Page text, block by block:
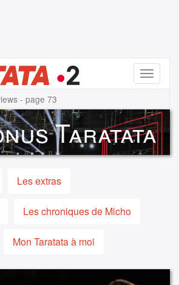
Menu
- page 73
Taratata
Les extras
Les chroniques de Micho
Mon Taratata à moi